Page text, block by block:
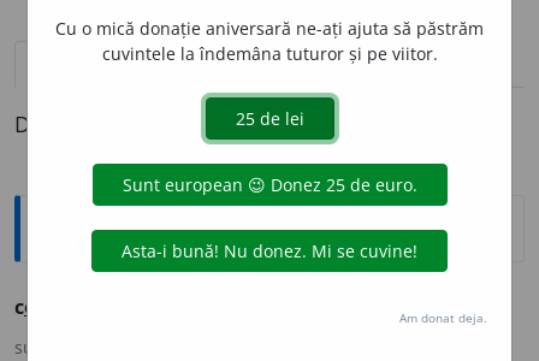
definiții (1) pronunțievolume_up (42)
Definiția cu ID-ul 233388:
Ortografice DOOM
co
sursa:
Cu o mică donație aniversară ne-ați ajuta să păstrăm
cuvintele la îndemâna tuturor și pe viitor.
Am donat deja.